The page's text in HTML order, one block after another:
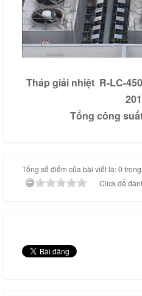
Tháp giải nhiệt R-LC-
Tổng công
Tổng số điểm của bài viết là: 0
Click để